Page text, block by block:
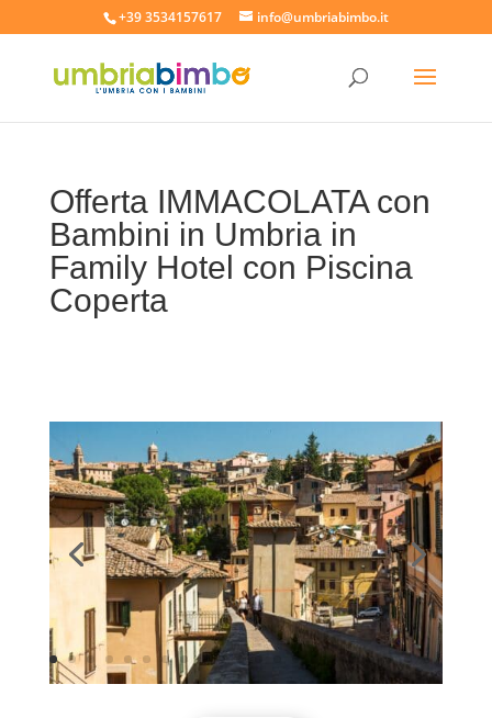
+39 3534157617 info@umbriabimbo.it
Offerta IMMACOLATA con
Bambini in Umbria in
Family Hotel con Piscina
Coperta